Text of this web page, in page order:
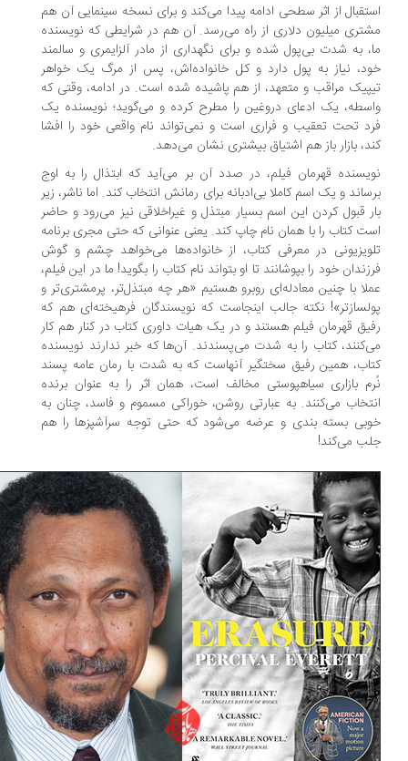
از اثر سطحی ادامه پیدا می‌کند و برای نسخه سینمایی آن هم
میلیون دلاری از راه می‌رسد. آن هم در شرایطی که نویسنده
به شدت بی‌پول شده و برای نگهداری از مادر آلزایمری و سالمند
نیاز به پول دارد و کل خانواده‌اش، پس از مرگ یک خواهر
مراقب و متعهد، از هم پاشیده شده است. در ادامه، وقتی که
یک ادعای دروغین را مطرح کرده و می‌گوید؛ نویسنده یک
تحت تعقیب و فراری است و نمی‌تواند نام واقعی خود را افشا
بازار باز هم اشتیاق بیشتری نشان می‌دهد.
قهرمان فیلم، در صدد آن بر می‌آید که ابتذال را به اوج
و یک اسم کاملا بی‌ادبانه برای رمانش انتخاب کند. اما ناشر، زیر
قبول کردن این اسم بسیار مبتذل و غیراخلاقی نیز می‌رود و حاضر
کتاب را با همان نام چاپ کند. یعنی عنوانی که حتی مجری برنامه
در معرفی کتاب، از خانواده‌ها می‌خواهد چشم و گوش
خود را بپوشانند تا او بتواند نام کتاب را بگوید! ما در این فیلم،
با چنین معادله‌ای روبرو هستیم «هر چه مبتذل‌تر، پرمشتری‌تر و
نکته جالب اینجاست که نویسندگان فرهیخته‌ای هم که
قهرمان فیلم هستند و در یک هیات داوری کتاب در کنار هم کار
کتاب را به شدت می‌پسندند. آن‌ها که خبر ندارند نویسنده
همین رفیق سختگیر آنهاست که به شدت با رمان عامه پسند
بازاری سیاهپوستی مخالف است، همان اثر را به عنوان برنده
می‌کنند. به عبارتی روشن، خوراکی مسموم و فاسد، چنان به
بسته بندی و عرضه می‌شود که حتی توجه سرآشپز‌ها را هم
می‌کند!